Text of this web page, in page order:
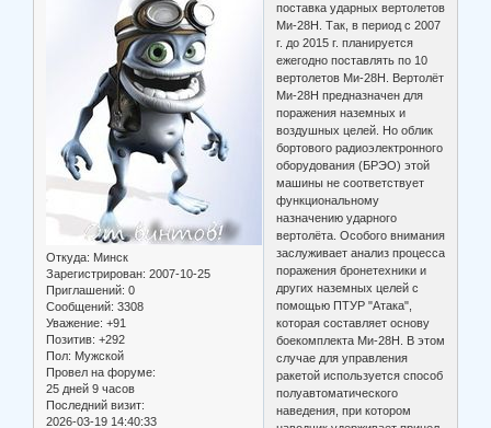
Откуда: Минск
Зарегистрирован: 2007-10-25
Приглашений: 0
Сообщений: 3308
Уважение: +91
Позитив: +292
Пол: Мужской
Провел на форуме:
25 дней 9 часов
Последний визит:
2026-03-19 14:40:33
поставка ударных вертолетов
Ми-28Н. Так, в период с 2007
г. до 2015 г. планируется
ежегодно поставлять по 10
вертолетов Ми-28Н. Вертолёт
Ми-28Н предназначен для
поражения наземных и
воздушных целей. Но облик
бортового радиоэлектронного
оборудования (БРЭО) этой
машины не соответствует
функциональному
назначению ударного
вертолёта. Особого внимания
заслуживает анализ процесса
поражения бронетехники и
других наземных целей с
помощью ПТУР "Атака",
которая составляет основу
боекомплекта Ми-28Н. В этом
случае для управления
ракетой используется способ
полуавтоматического
наведения, при котором